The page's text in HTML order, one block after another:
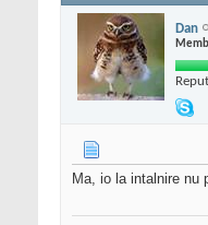
Dan
Ma, io la intalnire